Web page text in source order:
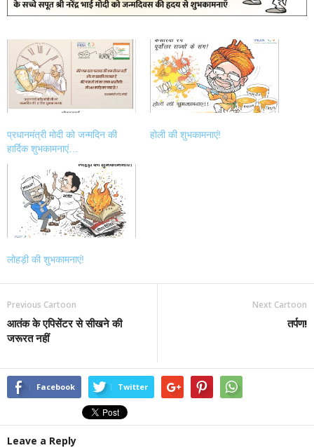
प्रधानमंत्री मोदी को जन्मदिन की
हार्दिक शुभकामनाएं…
होली की शुभकामनाएं!
लोहड़ी की शुभकामनाएं!
Previous Cartoon
आतंक के एपिसेंटर से सीखने की
जरूरत नहीं
Next Cartoon
तर्पण!
Facebook Twitter
Leave a Reply